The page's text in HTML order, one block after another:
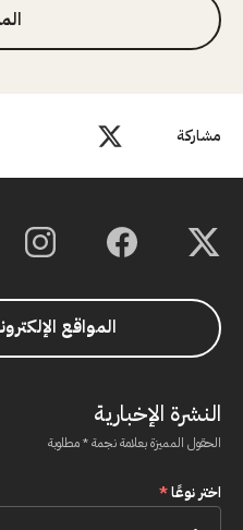
مشاركة
المواقع
النشرة الإخبارية
الحقول المميزة بعلامة نجمة * مطلوبة
اختر نوعًا*